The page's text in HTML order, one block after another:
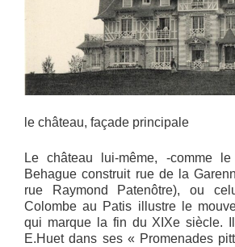
le château, façade principale
Le château lui-même, -comme le
Behague construit rue de la
rue Raymond Patenôtre), ou
Colombe au Patis illustre le
qui marque la fin du XIXe siècle.
E.Huet dans ses « Promenades